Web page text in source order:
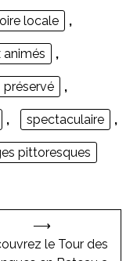
locale ,
,
préservé ,
, spectaculaire ,
pittoresques
le Tour des
⟶